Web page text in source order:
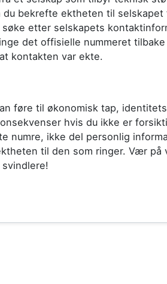
du bekrefte ektheten til selskapet
søke etter selskapets
det offisielle nummeret
kontakten var ekte.
føre til økonomisk tap,
hvis du ikke er
numre, ikke del personlig
til den som ringer. Vær på